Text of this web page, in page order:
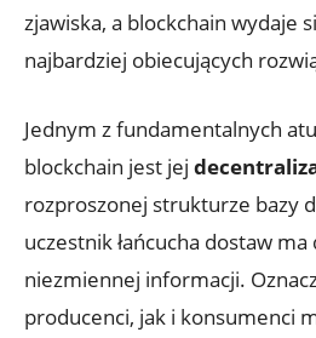
zjawiska, a blockchain wydaje
najbardziej obiecujących
Jednym z fundamentalnych
blockchain jest⁣ jej
rozproszonej strukturze bazy
uczestnik‌ łańcucha dostaw
niezmiennej informacji.
producenci, jak i konsumenci